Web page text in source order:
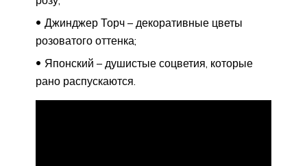
Джинджер Торч – декоративные цветы
розоватого оттенка;
Японский – душистые соцветия, которые
рано распускаются.